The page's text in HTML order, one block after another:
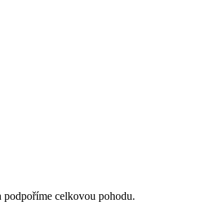
podpoříme celkovou pohodu.